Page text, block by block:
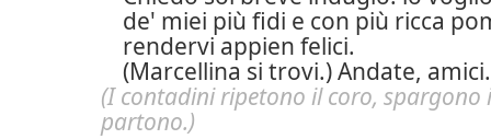
de' miei più fidi e con più ricca
rendervi appien felici.
(Marcellina si trovi.) Andate, amici.
(I contadini ripetono il coro, spargono
partono.)